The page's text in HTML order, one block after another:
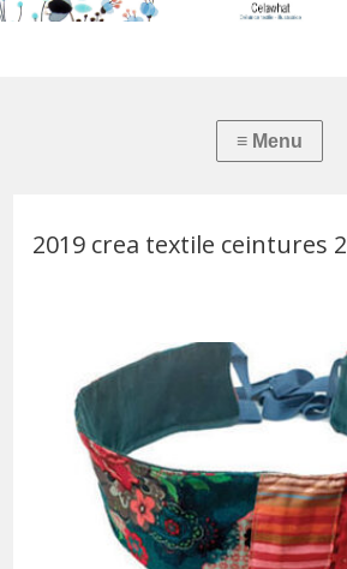
2019 crea textile ceintures 2